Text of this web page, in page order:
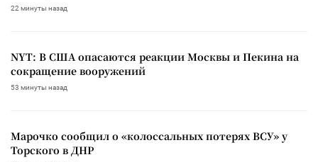
22 минуты назад
NYT: В США опасаются реакции Москвы и Пекина на
сокращение вооружений
53 минуты назад
Марочко сообщил о «колоссальных потерях ВСУ» у
Торского в ДНР